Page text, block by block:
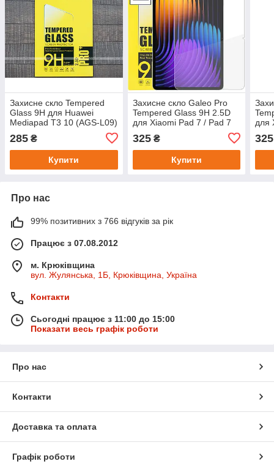
Захисне скло Tempered
Glass 9H для Huawei
Mediapad T3 10 (AGS-L09)
285 ₴
Купити
Захисне скло Galeo Pro
Tempered Glass 9H 2.5D
для Xiaomi Pad 7 / Pad 7
325₴
Купити
для
325
Про нас
99% позитивних з 766 відгуків за рік
Працює з 07.08.2012
м. Крюківщина
вул. Жулянська, 1Б, Крюківщина, Україна
Контакти
Сьогодні працює з 11:00 до 15:00
Показати весь графік роботи
Про нас
Контакти
Доставка та оплата
Графік роботи